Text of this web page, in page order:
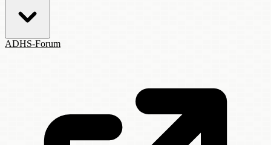
ADHS-Forum